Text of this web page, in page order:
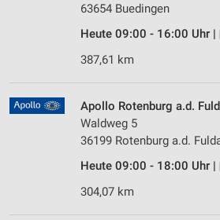
63654 Buedingen
Heute 09:00 - 16:00 Uhr |
387,61 km
Apollo Rotenburg a.d.
Waldweg 5
36199 Rotenburg a.d.
Heute 09:00 - 18:00 Uhr |
304,07 km